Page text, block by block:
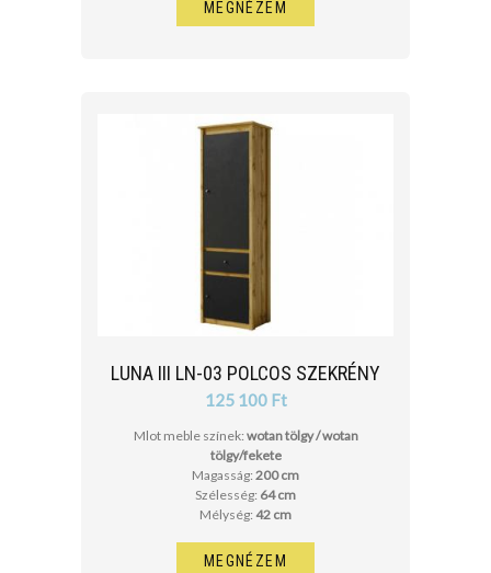
MEGNÉZEM
LUNA III LN-03 POLCOS SZEKRÉNY
125 100 Ft
Mlot meble színek: wotan tölgy / wotan
tölgy/fekete
Magasság: 200 cm
Szélesség: 64 cm
Mélység: 42 cm
MEGNÉZEM